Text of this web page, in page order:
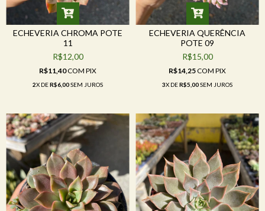
ECHEVERIA CHROMA POTE
11
R$12,00
R$11,40COM PIX
2X DER$6,00SEM JUROS
ECHEVERIA QUERÊNCIA
POTE 09
R$15,00
R$14,25COM PIX
3X DER$5,00SEM JUROS